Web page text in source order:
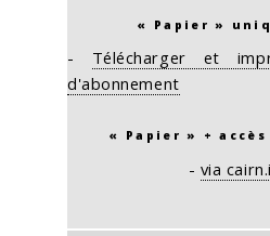
« Papier »
- Télécharger et
d'abonnement
« Papier » +
- via